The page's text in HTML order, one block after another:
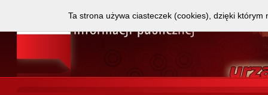
Ta strona używa ciasteczek (cookies), dzięki którym